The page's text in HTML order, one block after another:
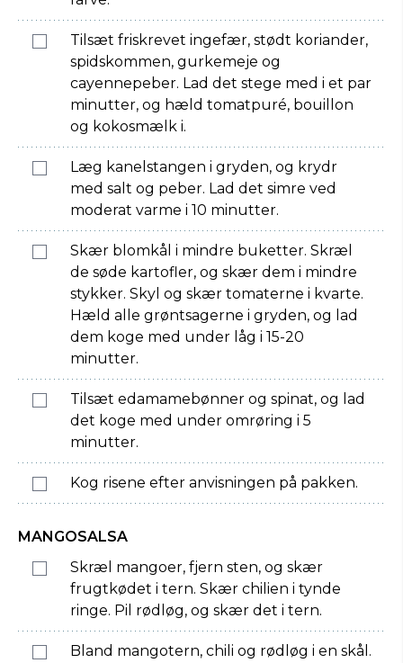
Tilsæt friskrevet ingefær, stødt koriander,
spidskommen, gurkemeje og
cayennepeber. Lad det stege med i et par
minutter, og hæld tomatpuré, bouillon
og kokosmælk i.
Læg kanelstangen i gryden, og krydr
med salt og peber. Lad det simre ved
moderat varme i 10 minutter.
Skær blomkål i mindre buketter. Skræl
de søde kartofler, og skær dem i mindre
stykker. Skyl og skær tomaterne i kvarte.
Hæld alle grøntsagerne i gryden, og lad
dem koge med under låg i 15-20
minutter.
Tilsæt edamamebønner og spinat, og lad
det koge med under omrøring i 5
minutter.
Kog risene efter anvisningen på pakken.
MANGOSALSA
Skræl mangoer, fjern sten, og skær
frugtkødet i tern. Skær chilien i tynde
ringe. Pil rødløg, og skær det i tern.
Bland mangotern, chili og rødløg i en skål.